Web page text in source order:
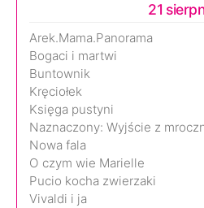
21
Arek.Mama.Panorama
Bogaci i martwi
Buntownik
Kręciołek
Księga pustyni
Naznaczony: Wyjście z
Nowa fala
O czym wie Marielle
Pucio kocha zwierzaki
Vivaldi i ja